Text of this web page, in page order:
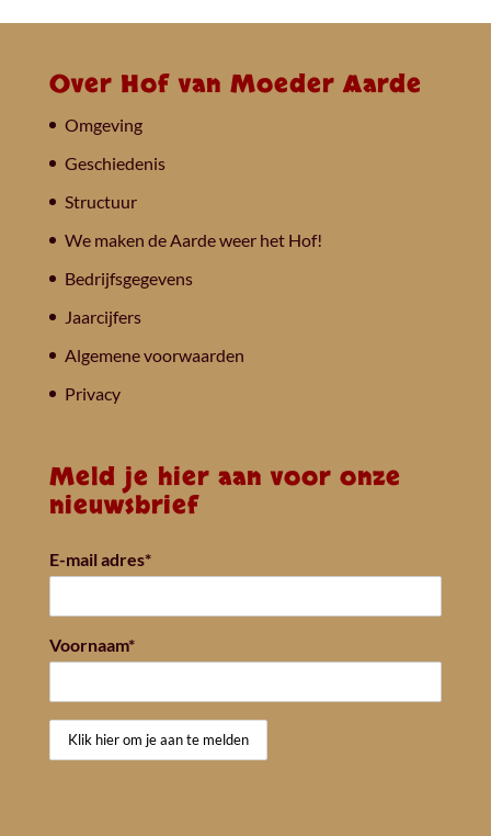
Over Hof van Moeder Aarde
Omgeving
Geschiedenis
Structuur
We maken de Aarde weer het Hof!
Bedrijfsgegevens
Jaarcijfers
Algemene voorwaarden
Privacy
Meld je hier aan voor onze
nieuwsbrief
E-mail adres*
Voornaam*